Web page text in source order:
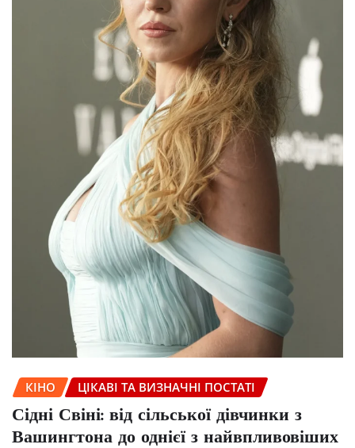
КІНО ЦІКАВІ ТА ВИЗНАЧНІ ПОСТАТІ
Сідні Свіні: від сільської дівчинки з
Вашингтона до однієї з найвпливовіших